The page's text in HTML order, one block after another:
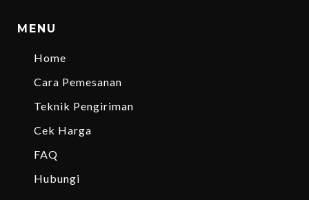
MENU
Home
Cara Pemesanan
Teknik Pengiriman
Cek Harga
FAQ
Hubungi